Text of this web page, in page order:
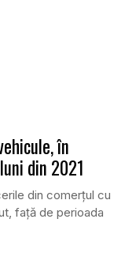
în
din 2021
din comerţul cu
faţă de perioada